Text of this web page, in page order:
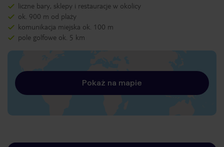
liczne bary, sklepy i restauracje w okolicy
ok. 900 m od plaży
komunikacja miejska ok. 100 m
pole golfowe ok. 5 km
Pokaż na mapie